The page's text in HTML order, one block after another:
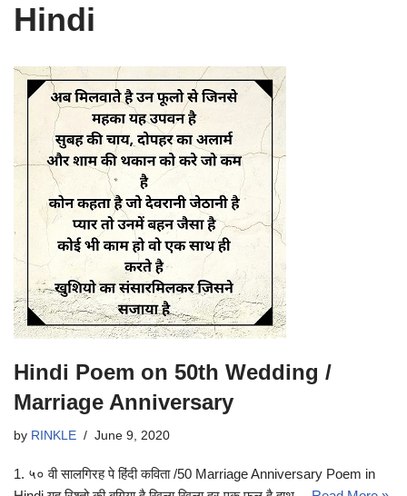
Hindi
Hindi Poem on 50th Wedding /
Marriage Anniversary
by RINKLE June 9, 2020
1. ५० वी सालगिरह पे हिंदी कविता /50 Marriage Anniversary Poem in